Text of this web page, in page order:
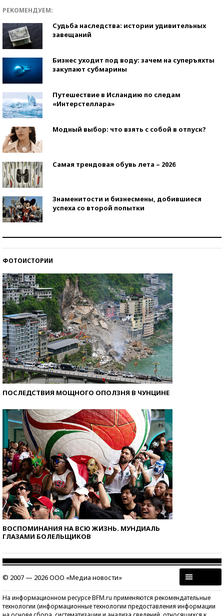
РЕКОМЕНДУЕМ:
Судьба наследства: истории удивительных
завещаний
Бизнес уходит под воду: зачем на суперъяхты
закупают субмарины
Путешествие в Исландию по следам
«Интерстеллара»
Модный выбор: что взять с собой в отпуск?
Самая трендовая обувь лета – 2026
Знаменитости и бизнесмены, добившиеся
успеха со второй попытки
ФОТОИСТОРИИ
ПОСЛЕДСТВИЯ МОЩНОГО ОПОЛЗНЯ В ЧУНЦИНЕ
ВОСПОМИНАНИЯ НА ВСЮ ЖИЗНЬ. МУНДИАЛЬ
ГЛАЗАМИ БОЛЕЛЬЩИКОВ
© 2007 — 2026 ООО «Медиа новости»
На информационном ресурсе BFM.ru применяются рекомендательные
технологии (информационные технологии предоставления информации